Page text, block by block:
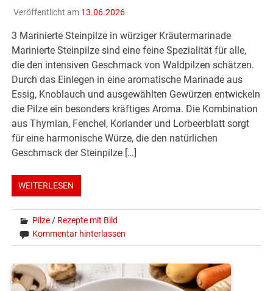
Veröffentlicht am 13.06.2026
3 Marinierte Steinpilze in würziger Kräutermarinade
Marinierte Steinpilze sind eine feine Spezialität für alle,
die den intensiven Geschmack von Waldpilzen schätzen.
Durch das Einlegen in eine aromatische Marinade aus
Essig, Knoblauch und ausgewählten Gewürzen entwickeln
die Pilze ein besonders kräftiges Aroma. Die Kombination
aus Thymian, Fenchel, Koriander und Lorbeerblatt sorgt
für eine harmonische Würze, die den natürlichen
Geschmack der Steinpilze […]
WEITERLESEN
Pilze/ Rezepte mit Bild
Kommentar hinterlassen